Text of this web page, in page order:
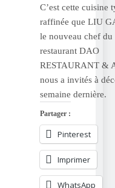
C’est cette cuisine
raffinée que LIU
le nouveau chef du
restaurant DAO
RESTAURANT &
nous a invités à
semaine dernière.
Partager :
Pinterest
Imprimer
WhatsApp